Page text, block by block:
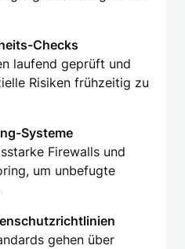
Checks
laufend geprüft und
Risiken frühzeitig zu
Systeme
Firewalls und
um unbefugte
gehen über